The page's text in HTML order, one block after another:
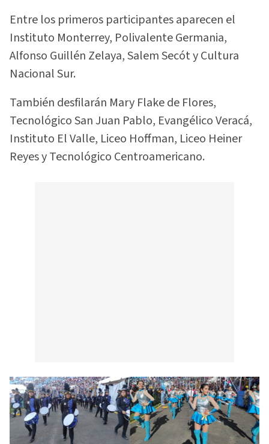
Entre los primeros participantes aparecen el
Instituto Monterrey, Polivalente Germania,
Alfonso Guillén Zelaya, Salem Secót y Cultura
Nacional Sur.
También desfilarán Mary Flake de Flores,
Tecnológico San Juan Pablo, Evangélico Veracá,
Instituto El Valle, Liceo Hoffman, Liceo Heiner
Reyes y Tecnológico Centroamericano.